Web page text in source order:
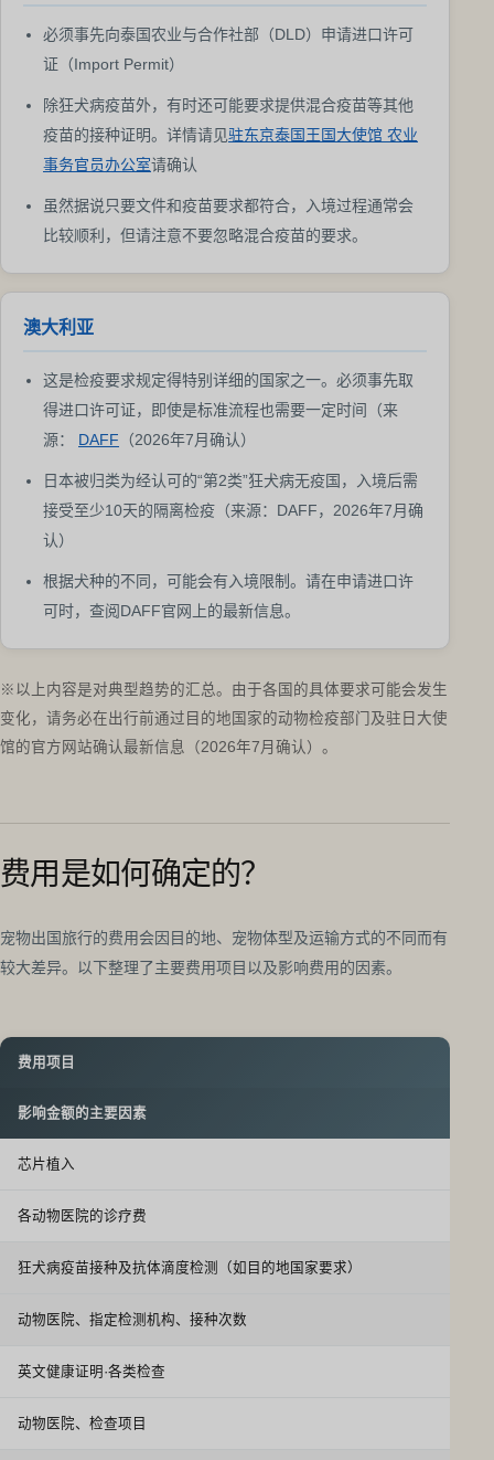
必须事先向泰国农业与合作社部（DLD）申请进口许可
证（Import Permit）
除狂犬病疫苗外，有时还可能要求提供混合疫苗等其他
疫苗的接种证明。详情请见驻东京泰国王国大使馆 农业
事务官员办公室请确认
虽然据说只要文件和疫苗要求都符合，入境过程通常会
比较顺利，但请注意不要忽略混合疫苗的要求。
澳大利亚
这是检疫要求规定得特别详细的国家之一。必须事先取
得进口许可证，即使是标准流程也需要一定时间（来
源： DAFF （2026年7月确认）
日本被归类为经认可的“第2类”狂犬病无疫国，入境后需
接受至少10天的隔离检疫（来源：DAFF，2026年7月确
认）
根据犬种的不同，可能会有入境限制。请在申请进口许
可时，查阅DAFF官网上的最新信息。
※以上内容是对典型趋势的汇总。由于各国的具体要求可能会发生
变化，请务必在出行前通过目的地国家的动物检疫部门及驻日大使
馆的官方网站确认最新信息（2026年7月确认）。
费用是如何确定的？
宠物出国旅行的费用会因目的地、宠物体型及运输方式的不同而有
较大差异。以下整理了主要费用项目以及影响费用的因素。
费用项目
影响金额的主要因素
芯片植入
各动物医院的诊疗费
狂犬病疫苗接种及抗体滴度检测（如目的地国家要求）
动物医院、指定检测机构、接种次数
英文健康证明·各类检查
动物医院、检查项目